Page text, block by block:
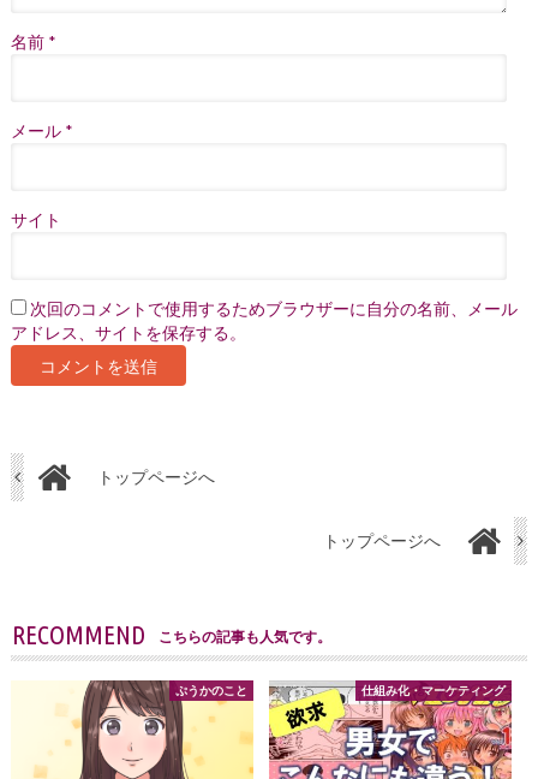
名前 *
メール *
サイト
次回のコメントで使用するためブラウザーに自分の名前、メール
アドレス、サイトを保存する。
トップページへ
トップページへ
RECOMMEND こちらの記事も人気です。
ぷうかのこと 仕組み化・マーケティング